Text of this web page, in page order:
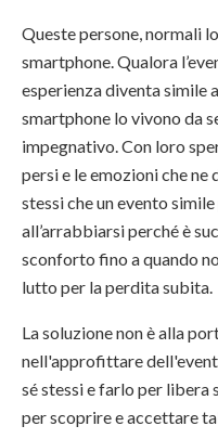
Queste persone, normali
smartphone. Qualora
esperienza diventa simile
smartphone lo vivono da
impegnativo. Con loro
persi e le emozioni che ne
stessi che un evento
all’arrabbiarsi perché è
sconforto fino a quando
lutto per la perdita subita.
La soluzione non è alla
nell'approfittare
sé stessi e farlo per
per scoprire e accettare